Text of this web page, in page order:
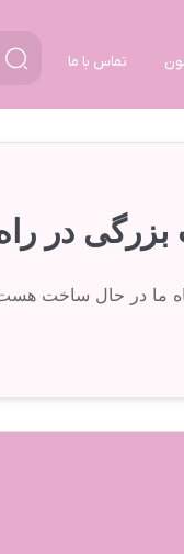
تماس با ما
بزرگی در
ما در حال ساخت